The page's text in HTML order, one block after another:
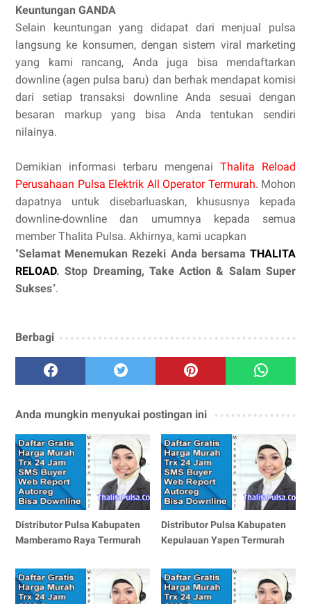
Keuntungan GANDA
Selain keuntungan yang didapat dari menjual pulsa
langsung ke konsumen, dengan sistem viral marketing
yang kami rancang, Anda juga bisa mendaftarkan
downline (agen pulsa baru) dan berhak mendapat komisi
dari setiap transaksi downline Anda sesuai dengan
besaran markup yang bisa Anda tentukan sendiri
nilainya.
Demikian informasi terbaru mengenai Thalita Reload
Perusahaan Pulsa Elektrik All Operator Termurah. Mohon
dapatnya untuk disebarluaskan, khususnya kepada
downline-downline dan umumnya kepada semua
member Thalita Pulsa. Akhirnya, kami ucapkan
"Selamat Menemukan Rezeki Anda bersama THALITA
RELOAD. Stop Dreaming, Take Action & Salam Super
Sukses".
Berbagi
Anda mungkin menyukai postingan ini
Distributor Pulsa Kabupaten
Mamberamo Raya Termurah
Distributor Pulsa Kabupaten
Kepulauan Yapen Termurah